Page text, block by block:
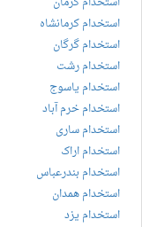
استخدام کرمانشاه
استخدام گرگان
استخدام رشت
استخدام یاسوج
استخدام خرم آباد
استخدام ساری
استخدام اراک
استخدام بندرعباس
استخدام همدان
استخدام یزد